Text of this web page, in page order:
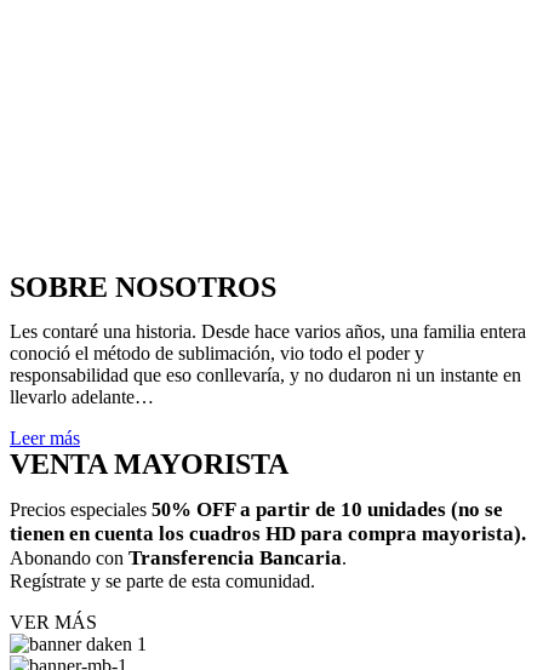
SOBRE NOSOTROS
Les contaré una historia. Desde hace varios años, una familia entera
conoció el método de sublimación, vio todo el poder y
responsabilidad que eso conllevaría, y no dudaron ni un instante en
llevarlo adelante…
Leer más
VENTA MAYORISTA
Precios especiales 50% OFF a partir de 10 unidades (no se
tienen en cuenta los cuadros HD para compra mayorista).
Abonando con Transferencia Bancaria.
Regístrate y se parte de esta comunidad.
VER MÁS